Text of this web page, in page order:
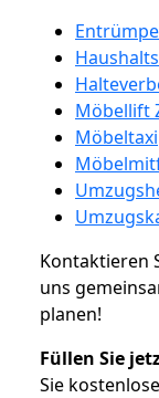
Möbellift
Möbeltaxi
Kontaktieren
uns
planen!
Füllen Sie
Sie